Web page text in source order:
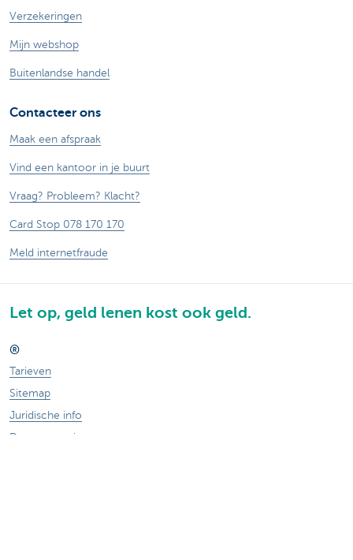
Verzekeringen
Mijn webshop
Buitenlandse handel
Contacteer ons
Maak een afspraak
Vind een kantoor in je buurt
Vraag? Probleem? Klacht?
Card Stop 078 170 170
Meld internetfraude
Let op, geld lenen kost ook geld.
®
Tarieven
Sitemap
Juridische info
Documentatie